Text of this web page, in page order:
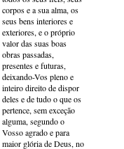
corpos e a sua alma, os
seus bens interiores e
exteriores, e o próprio
valor das suas boas
obras passadas,
presentes e futuras,
deixando-Vos pleno e
inteiro direito de dispor
deles e de tudo o que os
pertence, sem exceção
alguma, segundo o
Vosso agrado e para
maior glória de Deus, no